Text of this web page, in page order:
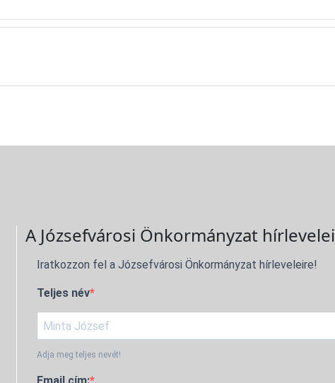
A Józsefvárosi Önkormányzat hírlevelei
Iratkozzon fel a Józsefvárosi Önkormányzat hírleveleire!
Teljes név
Adja meg teljes nevét!